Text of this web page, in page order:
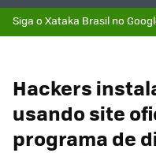
Siga o Xataka Brasil no
Hackers
usando site
programa de